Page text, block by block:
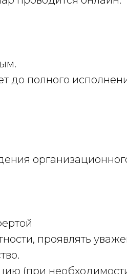
до полного
проявлять
(при